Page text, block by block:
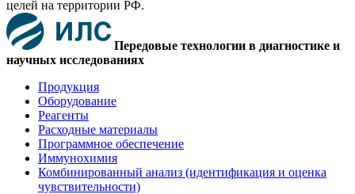
целей на территории РФ.
Передовые технологии в диагностике и
научных исследованиях
Продукция
Оборудование
Реагенты
Расходные материалы
Программное обеспечение
Иммунохимия
Комбинированный анализ (идентификация и оценка
чувствительности)